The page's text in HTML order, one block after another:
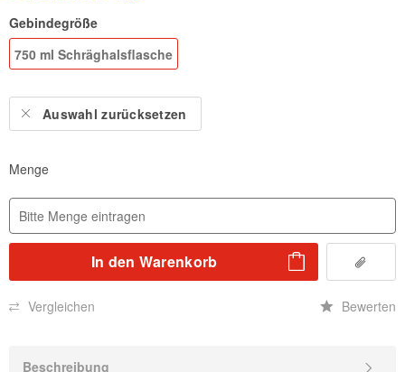
Gebindegröße
750 ml Schräghalsflasche
Auswahl zurücksetzen
Menge
In den Warenkorb
Vergleichen Bewerten
Beschreibung